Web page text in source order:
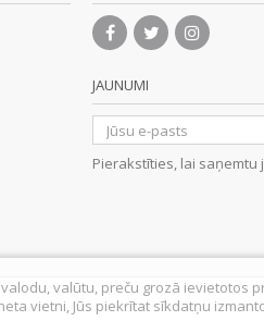
JAUNUMI
Pierakstīties, lai saņemtu
valūtu, preču grozā ievietotos
vietni, Jūs piekrītat sīkdatņu